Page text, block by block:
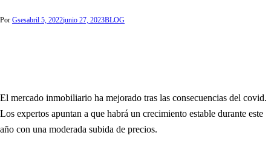
Por Gsesabril 5, 2022junio 27, 2023BLOG
El mercado inmobiliario ha mejorado tras las consecuencias del covid.
Los expertos apuntan a que habrá un crecimiento estable durante este
año con una moderada subida de precios.